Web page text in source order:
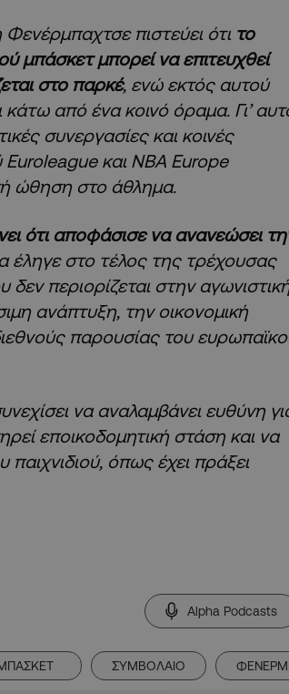
πιστεύει ότι το
μπάσκετ μπορεί να επιτευχθεί
στο παρκέ, ενώ εκτός αυτού
από ένα κοινό όραμα. Γι’
συνεργασίες και κοινές
και NBA Europe
ώθηση στο άθλημα.
ότι αποφάσισε να ανανεώσει
έληγε στο τέλος της τρέχουσας
περιορίζεται στην
ανάπτυξη, την οικονομική
παρουσίας του
να αναλαμβάνει ευθύνη
εποικοδομητική στάση και να
παιχνιδιού, όπως έχει πράξει
Alpha Podcasts
ΣΥΜΒΟΛΑΙΟ